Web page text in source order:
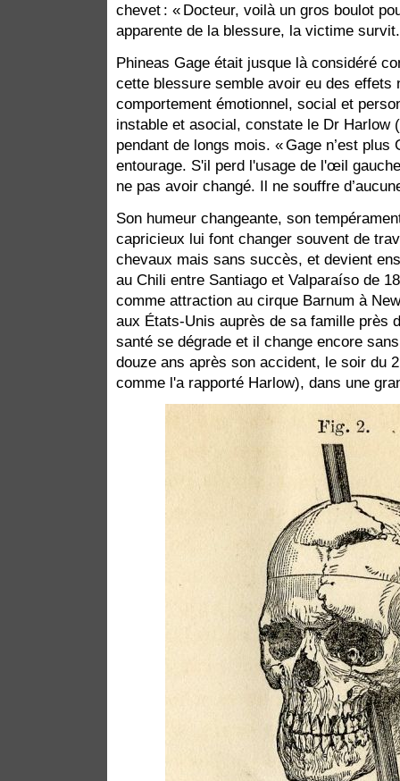
chevet : « Docteur, voilà un gros boulot
apparente de la blessure, la victime survit.
Phineas Gage était jusque là considéré
cette blessure semble avoir eu des effets
comportement émotionnel, social et
instable et asocial, constate le Dr Harlow
pendant de longs mois. « Gage n’est plus
entourage. S'il perd l'usage de l'œil
ne pas avoir changé. Il ne souffre
Son humeur changeante, son
capricieux lui font changer souvent de
chevaux mais sans succès, et devient
au Chili entre Santiago et Valparaíso de
comme attraction au cirque Barnum à
aux États-Unis auprès de sa famille près
santé se dégrade et il change encore
douze ans après son accident, le soir du
comme l'a rapporté Harlow), dans une